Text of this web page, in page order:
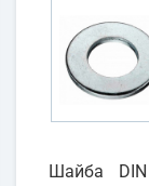
Шайба